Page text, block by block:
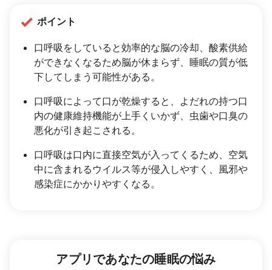
ポイント
口呼吸をしていると効率的な脳の冷却、酸素供給
ができなくなるため脳が休まらず、睡眠の質が低
下してしまう可能性がある。
口呼吸によって口が乾燥すると、よだれの持つ口
内の健康維持機能が上手くいかず、虫歯や口臭の
悪化が引き起こされる。
口呼吸は口内に直接空気が入ってくるため、空気
中に含まれるウイルス等が侵入しやすく、風邪や
感染症にかかりやすくなる。
アプリであなたの睡眠の悩み